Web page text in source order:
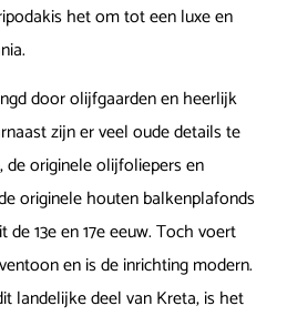
het om tot een luxe en
door olijfgaarden en heerlijk
zijn er veel oude details te
de originele olijfoliepers en
originele houten balkenplafonds
13e en 17e eeuw. Toch voert
en is de inrichting modern.
landelijke deel van Kreta, is het